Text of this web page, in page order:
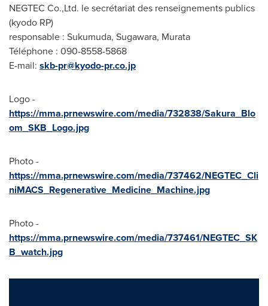
NEGTEC Co.,Ltd. le secrétariat des renseignements publics
(kyodo RP)
responsable : Sukumuda, Sugawara, Murata
Téléphone : 090-8558-5868
E-mail: skb-pr@kyodo-pr.co.jp
Logo -
https://mma.prnewswire.com/media/732838/Sakura_Blo
om_SKB_Logo.jpg
Photo -
https://mma.prnewswire.com/media/737462/NEGTEC_Cli
niMACS_Regenerative_Medicine_Machine.jpg
Photo -
https://mma.prnewswire.com/media/737461/NEGTEC_SK
B_watch.jpg